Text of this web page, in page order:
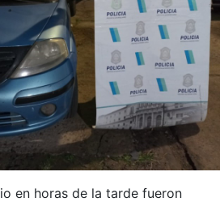
en horas de la tarde fueron